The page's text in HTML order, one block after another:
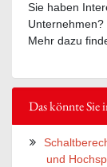
Sie haben
Unternehmen?
Mehr dazu
Das könnte Sie
und